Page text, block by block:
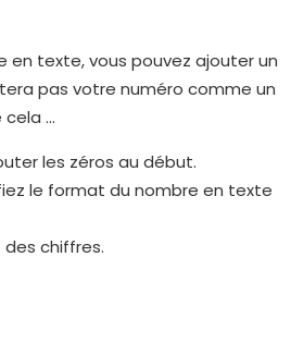
en texte, vous pouvez ajouter un
pas votre numéro comme un
...
les zéros au début.
le format du nombre en texte
chiffres.